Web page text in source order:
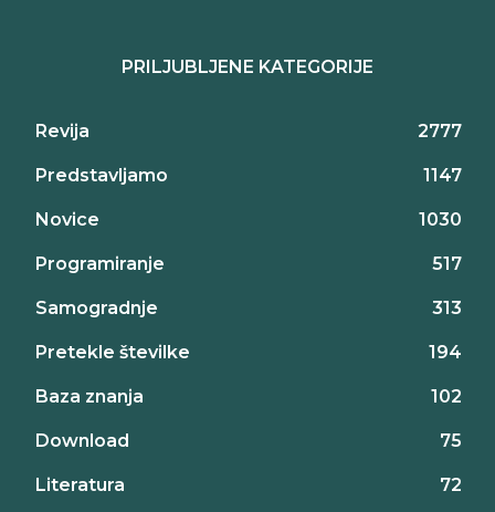
PRILJUBLJENE KATEGORIJE
Revija 2777
Predstavljamo 1147
Novice 1030
Programiranje 517
Samogradnje 313
Pretekle številke 194
Baza znanja 102
Download 75
Literatura 72